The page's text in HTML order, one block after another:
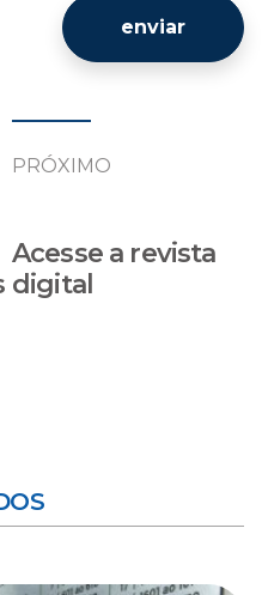
enviar
PRÓXIMO
Acesse a revista
digital